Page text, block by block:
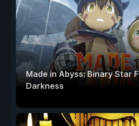
Made in Abyss: Binary Star
Darkness